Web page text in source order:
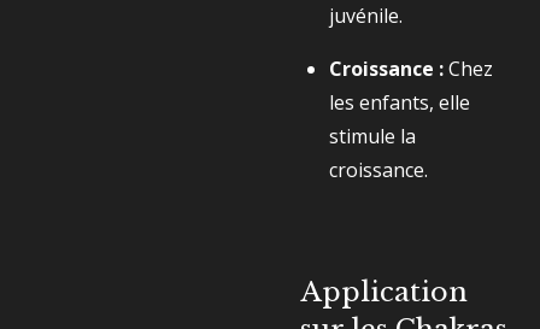
juvénile.
Croissance :Chez
les enfants, elle
stimule la
croissance.
Application